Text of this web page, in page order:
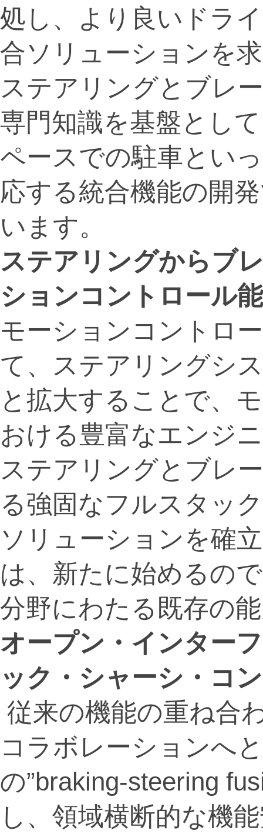
処し、より良いドラ
合ソリューションを
ステアリングとブレ
専門知識を基盤とし
ペースでの駐車とい
応する統合機能の開
います。
ステアリングからブ
ションコントロール
モーションコントロ
て、ステアリングシ
と拡大することで、
おける豊富なエンジ
ステアリングとブレ
る強固なフルスタッ
ソリューションを確
は、新たに始めるの
分野にわたる既存の
オープン・インター
ック・シャーシ・コ
従来の機能の重ね合
コラボレーションへ
の”braking-steering
し、領域横断的な機